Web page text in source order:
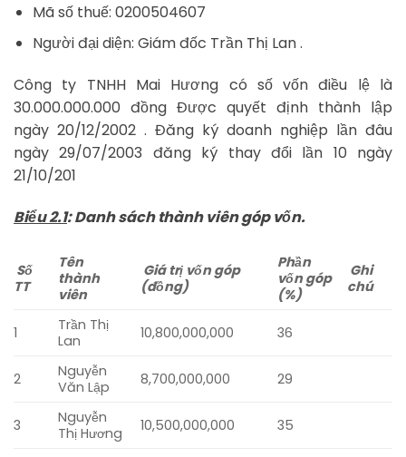
Mã số thuế: 0200504607
Người đại diện: Giám đốc Trần Thị Lan .
Công ty TNHH Mai Hương có số vốn điều lệ là
30.000.000.000 đồng Được quyết định thành lập
ngày 20/12/2002 . Đăng ký doanh nghiệp lần đâu
ngày 29/07/2003 đăng ký thay đổi lần 10 ngày
21/10/201
Biểu 2.1: Danh sách thành viên góp vốn.
Số
TT
Tên
thành
viên
Giá trị vốn góp
(đồng)
Phần
vốn góp
(%)
Ghi
chú
1
Trần Thị
Lan
10,800,000,000 36
2
Nguyễn
Văn Lập
8,700,000,000 29
3
Nguyễn
Thị Hương
10,500,000,000 35